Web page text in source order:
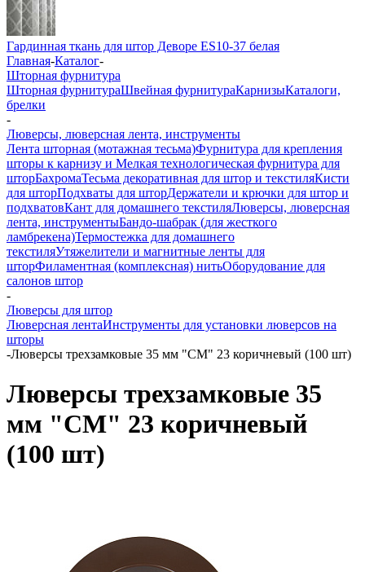
Гардинная ткань для штор Деворе ES10-37 белая
Главная-Каталог-
Шторная фурнитура
Шторная фурнитураШвейная фурнитураКарнизыКаталоги,
брелки
-
Люверсы, люверсная лента, инструменты
Лента шторная (мотажная тесьма)Фурнитура для крепления
шторы к карнизу и Мелкая технологическая фурнитура для
шторБахромаТесьма декоративная для штор и текстиляКисти
для шторПодхваты для шторДержатели и крючки для штор и
подхватовКант для домашнего текстиляЛюверсы, люверсная
лента, инструментыБандо-шабрак (для жесткого
ламбрекена)Термостежка для домашнего
текстиляУтяжелители и магнитные ленты для
шторФиламентная (комплексная) нитьОборудование для
салонов штор
-
Люверсы для штор
Люверсная лентаИнструменты для установки люверсов на
шторы
-Люверсы трехзамковые 35 мм "СМ" 23 коричневый (100 шт)
Люверсы трехзамковые 35
мм "СМ" 23 коричневый
(100 шт)